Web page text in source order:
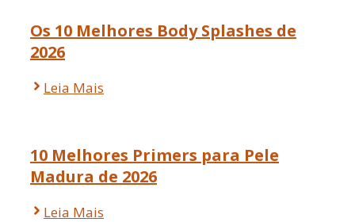
Os 10 Melhores Body Splashes de
2026
Leia Mais
10 Melhores Primers para Pele
Madura de 2026
Leia Mais